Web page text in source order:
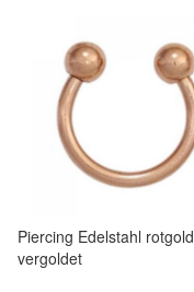
Piercing Edelstahl rotgold
vergoldet